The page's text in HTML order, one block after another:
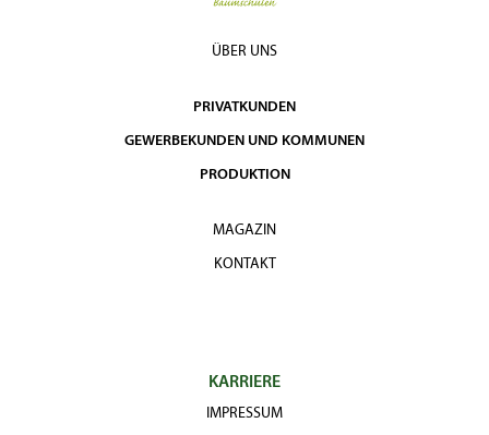
ÜBER UNS
PRIVATKUNDEN
GEWERBEKUNDEN UND KOMMUNEN
PRODUKTION
MAGAZIN
KONTAKT
KARRIERE
IMPRESSUM